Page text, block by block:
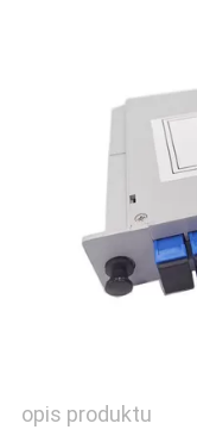
opis produktu